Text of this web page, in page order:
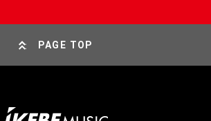
PAGE TOP